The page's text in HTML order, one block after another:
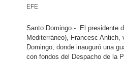
EFE
Santo Domingo.- El presidente
Mediterráneo), Francesc
Domingo, donde inauguró una
con fondos del Despacho de la